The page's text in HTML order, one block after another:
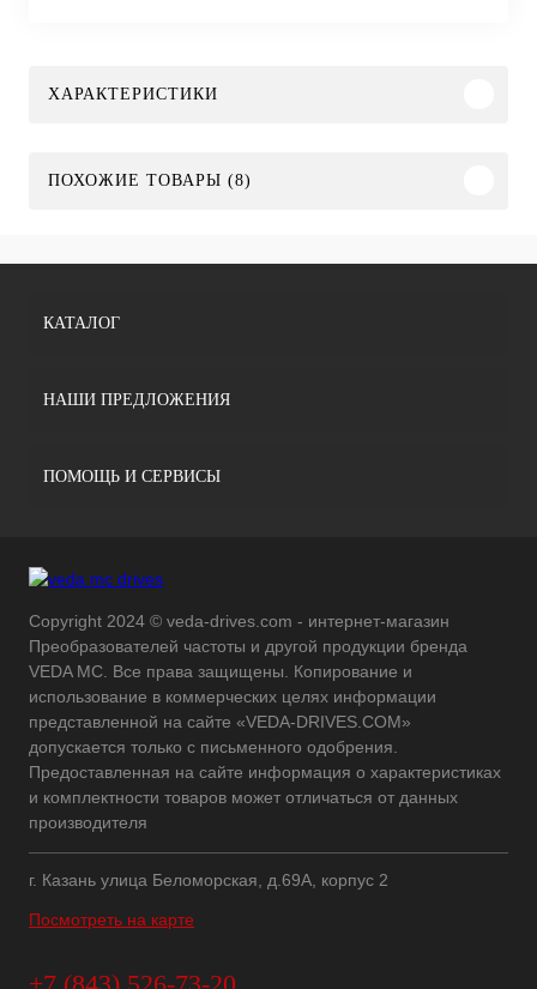
ХАРАКТЕРИСТИКИ
ПОХОЖИЕ ТОВАРЫ (8)
КАТАЛОГ
НАШИ ПРЕДЛОЖЕНИЯ
ПОМОЩЬ И СЕРВИСЫ
Copyright 2024 © veda-drives.com - интернет-магазин
Преобразователей частоты и другой продукции бренда
VEDA MC. Все права защищены. Копирование и
использование в коммерческих целях информации
представленной на сайте «VEDA-DRIVES.COM»
допускается только с письменного одобрения.
Предоставленная на сайте информация о характеристиках
и комплектности товаров может отличаться от данных
производителя
г. Казань улица Беломорская, д.69А, корпус 2
Посмотреть на карте